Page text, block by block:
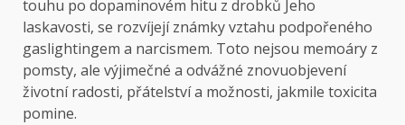
touhu po dopaminovém hitu z drobků Jeho
laskavosti, se rozvíjejí známky vztahu podpořeného
gaslightingem a narcismem. Toto nejsou memoáry z
pomsty, ale výjimečné a odvážné znovuobjevení
životní radosti, přátelství a možnosti, jakmile toxicita
pomine.